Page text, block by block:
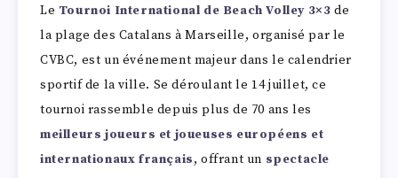
Le Tournoi International de Beach Volley 3×3 de
la plage des Catalans à Marseille, organisé par le
CVBC, est un événement majeur dans le calendrier
sportif de la ville. Se déroulant le 14 juillet, ce
tournoi rassemble depuis plus de 70 ans les
meilleurs joueurs et joueuses européens et
internationaux français, offrant un spectacle